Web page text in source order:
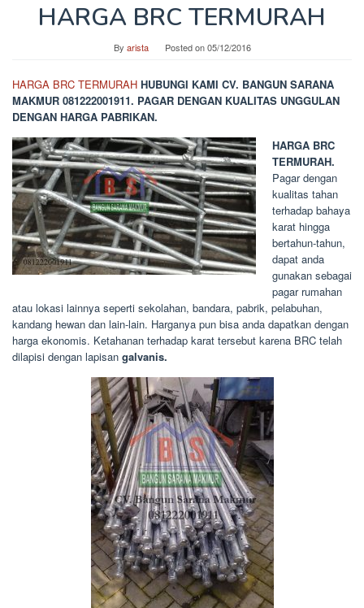
HARGA BRC TERMURAH
By arista Posted on05/12/2016
HARGA BRC TERMURAH HUBUNGI KAMI CV. BANGUN SARANA
MAKMUR 081222001911. PAGAR DENGAN KUALITAS UNGGULAN
DENGAN HARGA PABRIKAN.
HARGA BRC
TERMURAH.
Pagar dengan
kualitas tahan
terhadap bahaya
karat hingga
bertahun-tahun,
dapat anda
gunakan sebagai
pagar rumahan
atau lokasi lainnya seperti sekolahan, bandara, pabrik, pelabuhan,
kandang hewan dan lain-lain. Harganya pun bisa anda dapatkan dengan
harga ekonomis. Ketahanan terhadap karat tersebut karena BRC telah
dilapisi dengan lapisan galvanis.